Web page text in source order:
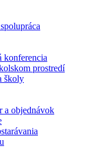
konferencia
prostredí
školy
a objednávok